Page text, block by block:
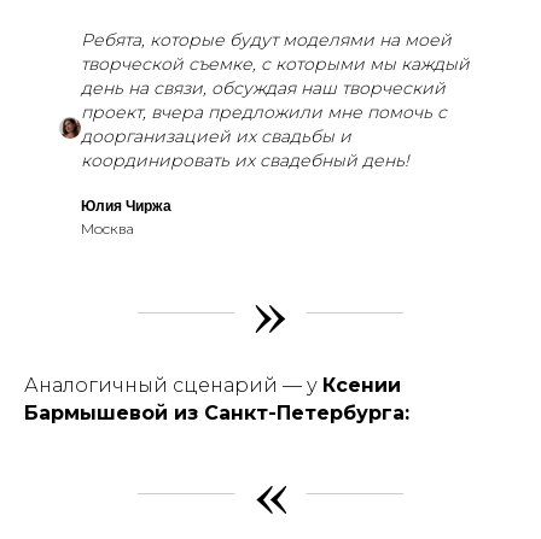
Ребята, которые будут моделями на моей
творческой съемке, с которыми мы каждый
день на связи, обсуждая наш творческий
проект, вчера предложили мне помочь с
доорганизацией их свадьбы и
координировать их свадебный день!
Юлия Чиржа
Москва
»
Аналогичный сценарий — у Ксении
Бармышевой из Санкт-Петербурга:
«